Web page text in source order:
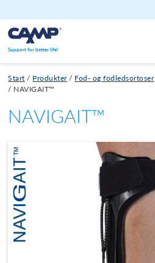
Gå til indhold
Support for better life!
Start / Produkter / Fod- og fodledsortoser
/ NAVIGAIT™
NAVIGAIT™